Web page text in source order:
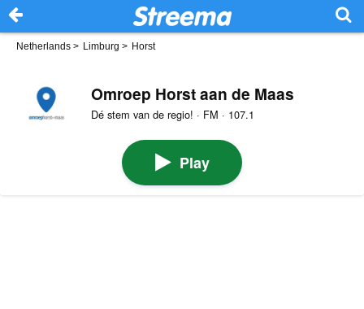
Netherlands > Limburg > Horst
Omroep Horst aan de Maas
Dé stem van de regio! · FM · 107.1
Play